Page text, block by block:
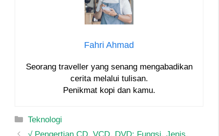
Fahri Ahmad
Seorang traveller yang senang mengabadikan
cerita melalui tulisan.
Penikmat kopi dan kamu.
Categories
Teknologi
Post